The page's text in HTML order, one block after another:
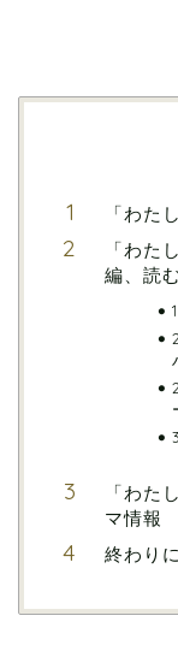
「わた
「わた
編、読
「わた
マ情報
終わり